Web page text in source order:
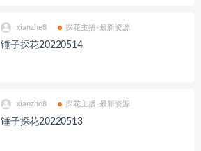
xianzhe8 探花主播-最新资源
锤子探花20220514
xianzhe8 探花主播-最新资源
锤子探花20220513